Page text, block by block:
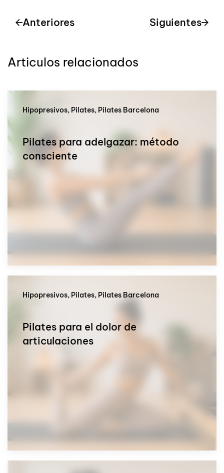
Anteriores Siguientes
Articulos relacionados
Hipopresivos, Pilates, Pilates Barcelona
Pilates para adelgazar: método
consciente
Hipopresivos, Pilates, Pilates Barcelona
Pilates para el dolor de
articulaciones